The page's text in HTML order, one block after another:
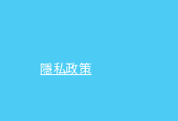
隱私政策